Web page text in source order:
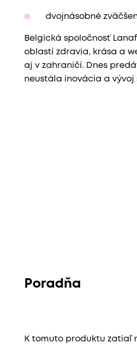
dvojnásobné
Belgická spoločnosť
oblastí zdravia, krása a
aj v zahraničí. Dnes
neustála inovácia a vývoj
Poradňa
K tomuto produktu zatiaľ